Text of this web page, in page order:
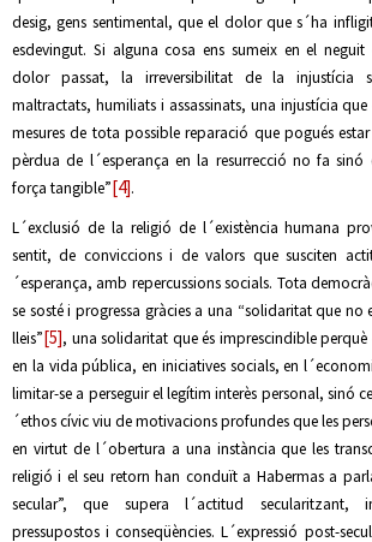
desig, gens sentimental, que el dolor que s´ha
esdevingut. Si alguna cosa ens sumeix en el
dolor passat, la irreversibilitat de la injustícia
maltractats, humiliats i assassinats, una injustícia
mesures de tota possible reparació que pogués
pèrdua de l´esperança en la resurrecció no fa
força tangible”[4].
L´exclusió de la religió de l´existència humana
sentit, de conviccions i de valors que susciten
´esperança, amb repercussions socials. Tota
se sosté i progressa gràcies a una “solidaritat que
lleis”[5], una solidaritat que és imprescindible
en la vida pública, en iniciatives socials, en
limitar-se a perseguir el legítim interès personal, sinó
´ethos cívic viu de motivacions profundes que les
en virtut de l´obertura a una instància que les
religió i el seu retorn han conduït a Habermas a
secular”, que supera l´actitud secularitzant,
pressupostos i conseqüències. L´expressió post-